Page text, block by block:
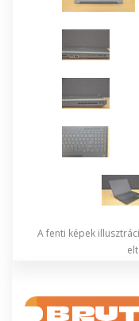
A fenti képek